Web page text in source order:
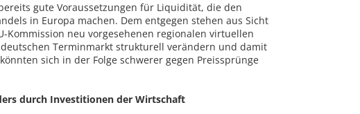
gute Voraussetzungen für Liquidität, die den
in Europa machen. Dem entgegen stehen aus Sicht
Kommission neu vorgesehenen regionalen virtuellen
deutschen Terminmarkt strukturell verändern und damit
sich in der Folge schwerer gegen Preissprünge
durch Investitionen der Wirtschaft